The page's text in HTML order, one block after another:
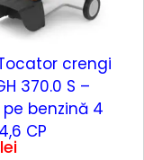
Tocator crengi
370.0 S –
benzină 4
CP
lei